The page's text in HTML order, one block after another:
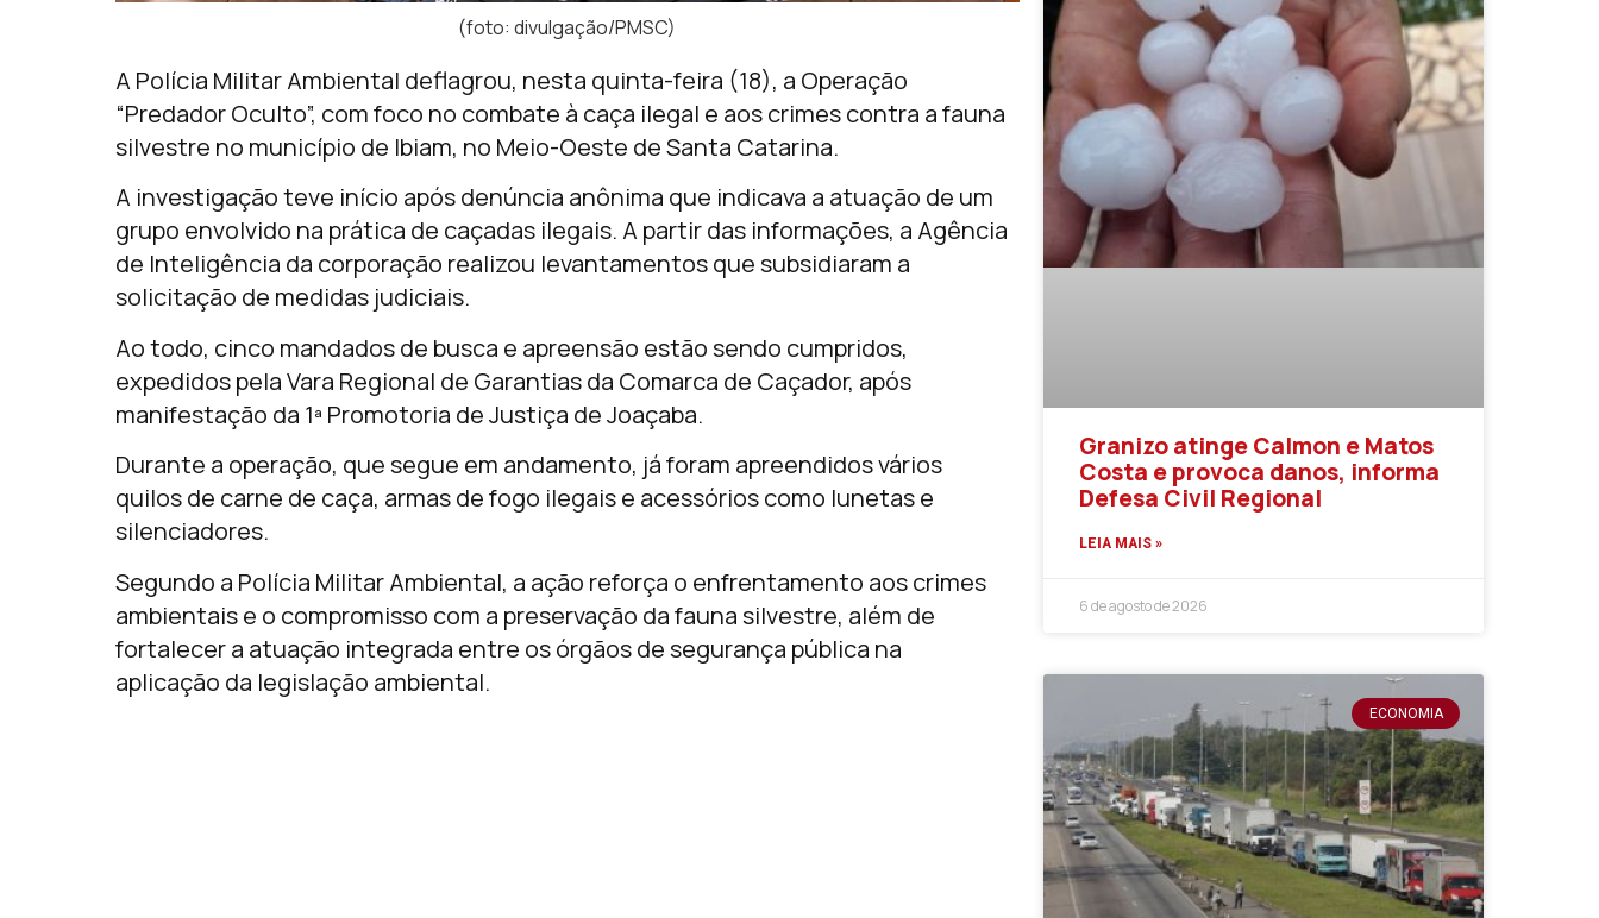
(foto: divulgação/PMSC)
A Polícia Militar Ambiental deflagrou, nesta quinta-feira (18), a Operação
“Predador Oculto”, com foco no combate à caça ilegal e aos crimes contra a fauna
silvestre no município de Ibiam, no Meio-Oeste de Santa Catarina.
A investigação teve início após denúncia anônima que indicava a atuação de um
grupo envolvido na prática de caçadas ilegais. A partir das informações, a Agência
de Inteligência da corporação realizou levantamentos que subsidiaram a
solicitação de medidas judiciais.
Ao todo, cinco mandados de busca e apreensão estão sendo cumpridos,
expedidos pela Vara Regional de Garantias da Comarca de Caçador, após
manifestação da 1ª Promotoria de Justiça de Joaçaba.
Durante a operação, que segue em andamento, já foram apreendidos vários
quilos de carne de caça, armas de fogo ilegais e acessórios como lunetas e
silenciadores.
Segundo a Polícia Militar Ambiental, a ação reforça o enfrentamento aos crimes
ambientais e o compromisso com a preservação da fauna silvestre, além de
fortalecer a atuação integrada entre os órgãos de segurança pública na
aplicação da legislação ambiental.
Granizo atinge Calmon e Matos
Costa e provoca danos, informa
Defesa Civil Regional
LEIA MAIS »
6 de agosto de 2026
ECONOMIA